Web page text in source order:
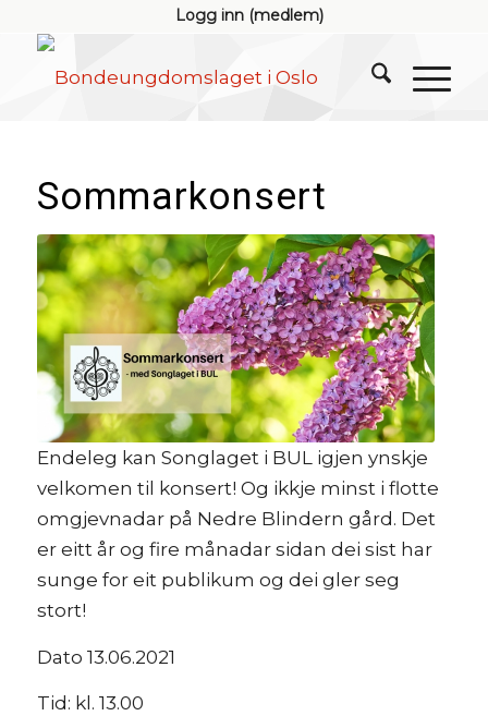
Logg inn (medlem)
Sommarkonsert
Endeleg kan Songlaget i BUL igjen ynskje
velkomen til konsert! Og ikkje minst i flotte
omgjevnadar på Nedre Blindern gård. Det
er eitt år og fire månadar sidan dei sist har
sunge for eit publikum og dei gler seg
stort!
Dato 13.06.2021
Tid: kl. 13.00